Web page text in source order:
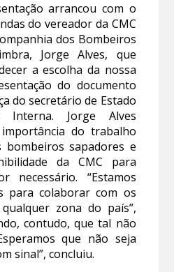
arrancou com o
do vereador da CMC
dos Bombeiros
Jorge Alves, que
a escolha da nossa
do documento
do secretário de Estado
Interna. Jorge Alves
do trabalho
bombeiros sapadores e
da CMC para
“Estamos
para colaborar com os
zona do país”,
contudo, que tal não
que não seja
sinal”, concluiu.